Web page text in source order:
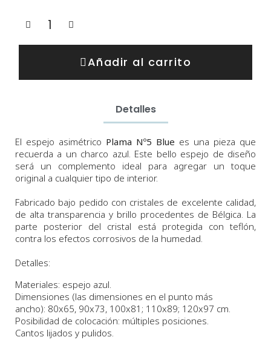
Añadir al carrito
Detalles
El espejo asimétrico Plama Nº5 Blue es una pieza que
recuerda a un charco azul. Este bello espejo de diseño
será un complemento ideal para agregar un toque
original a cualquier tipo de interior.
Fabricado bajo pedido con cristales de excelente calidad,
de alta transparencia y brillo procedentes de Bélgica. La
parte posterior del cristal está protegida con teflón,
contra los efectos corrosivos de la humedad.
Detalles:
Materiales: espejo azul.
Dimensiones (las dimensiones en el punto más
ancho): 80x65, 90x73, 100x81; 110x89; 120x97 cm.
Posibilidad de colocación: múltiples posiciones.
Cantos lijados y pulidos.